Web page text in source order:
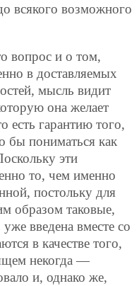
всякого возможного
вопрос и о том,
в доставляемых
мысль видит
она желает
есть гарантию того,
бы пониматься как
эти
то, чем именно
постольку для
образом таковые,
введена вместе со
в качестве того,
некогда —
и, однако же,